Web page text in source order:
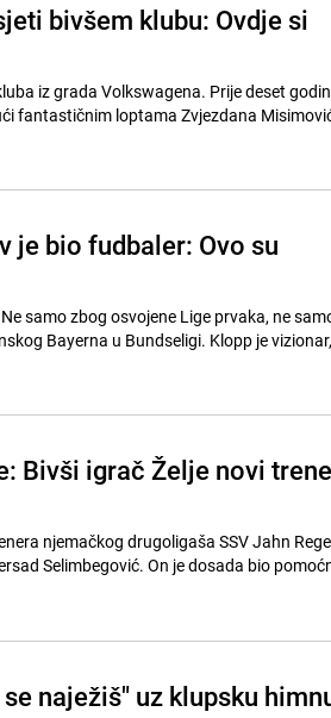
bivšem klubu: Ovdje si
iz grada Volkswagena. Prije deset
fantastičnim loptama Zvjezdana
je bio fudbaler: Ovo su
samo zbog osvojene Lige prvaka, ne
Bayerna u Bundseligi. Klopp je
Bivši igrač Želje novi
njemačkog drugoligaša SSV Jahn
Selimbegović. On je dosada bio
naježiš" uz klupsku